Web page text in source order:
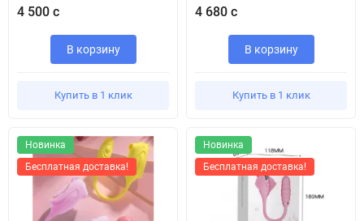
4 500 с
В корзину
Купить в 1 клик
4 680 с
В корзину
Купить в 1 клик
Новинка
Бесплатная доставка!
Новинка
Бесплатная доставка!